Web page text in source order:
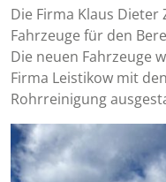
Die Firma Klaus
Fahrzeuge für den
Die neuen Fahrzeuge
Firma Leistikow mit
Rohrreinigung